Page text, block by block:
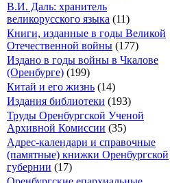
В.И. Даль: хранитель
великорусского языка (11)
Книги, изданные в годы Великой
Отечественной войны (177)
Издано в годы войны в Чкалове
(Оренбурге) (199)
Китай и его жизнь (14)
Издания библиотеки (193)
Труды Оренбургской Ученой
Архивной Комиссии (35)
Адрес-календари и справочные
(памятные) книжки Оренбургской
губернии (17)